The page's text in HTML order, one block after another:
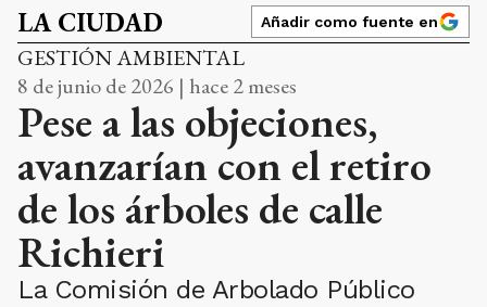
LA CIUDAD Añadir como fuente en
GESTIÓN AMBIENTAL
8 de junio de 2026 | hace 2 meses
Pese a las objeciones,
avanzarían con el retiro
de los árboles de calle
Richieri
La Comisión de Arbolado Público